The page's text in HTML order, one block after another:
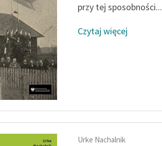
przy tej sposobności...
Czytaj więcej
Urke Nachalnik